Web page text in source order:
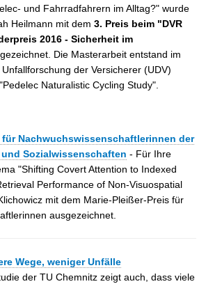
und Fahrradfahrern im Alltag?" wurde
Heilmann mit dem 3. Preis beim "DVR
2016 - Sicherheit im
Die Masterarbeit entstand im
der Versicherer (UDV)
Naturalistic Cycling Study".
für Nachwuchswissenschaftlerinnen der
Sozialwissenschaften - Für Ihre
"Shifting Covert Attention to Indexed
Performance of Non-Visuospatial
mit dem Marie-Pleißer-Preis für
ausgezeichnet.
Wege, weniger Unfälle
der TU Chemnitz zeigt auch, dass viele